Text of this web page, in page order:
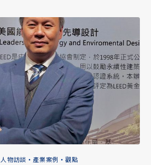
人物訪談 • 產業案例 •觀點